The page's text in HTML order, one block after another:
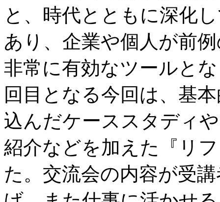
と、時代とともに深化
あり、企業や個人が前
非常に有効なツールと
回目となる今回は、基
込んだケーススタディ
紹介などを加えた『リ
た。交流会の内容が受